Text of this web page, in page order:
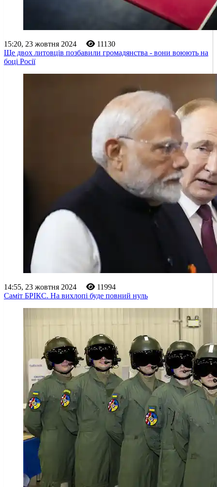
15:20, 23 жовтня 2024
11130
Ще двох литовців позбавили громадянства - вони воюють на
боці Росії
14:55, 23 жовтня 2024
11994
Саміт БРІКС. На вихлопі буде повний нуль